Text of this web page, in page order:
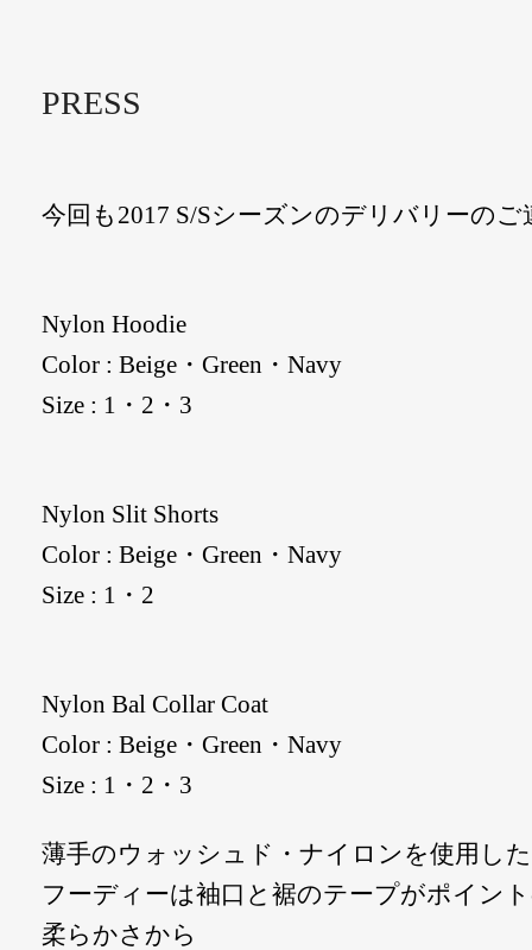
PRESS
今回も2017 S/Sシーズンのデリバリーのご
Nylon Hoodie
Color : Beige・Green・Navy
Size : 1・2・3
Nylon Slit Shorts
Color : Beige・Green・Navy
Size : 1・2
Nylon Bal Collar Coat
Color : Beige・Green・Navy
Size : 1・2・3
薄手のウォッシュド・ナイロンを使用し
フーディーは袖口と裾のテープがポイン
柔らかさから